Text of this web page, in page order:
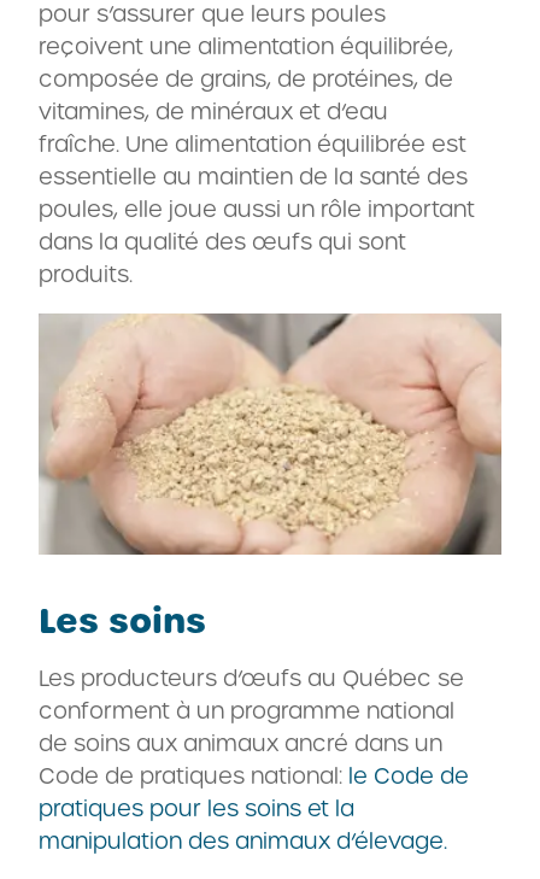
pour s’assurer que leurs poules
reçoivent une alimentation équilibrée,
composée de grains, de protéines, de
vitamines, de minéraux et d’eau
fraîche. Une alimentation équilibrée est
essentielle au maintien de la santé des
poules, elle joue aussi un rôle important
dans la qualité des œufs qui sont
produits.
Les soins
Les producteurs d’œufs au Québec se
conforment à un programme national
de soins aux animaux ancré dans un
Code de pratiques national: le Code de
pratiques pour les soins et la
manipulation des animaux d’élevage.